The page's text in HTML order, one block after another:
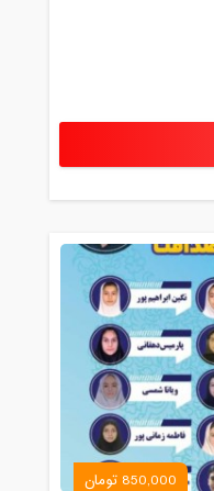
850,000 تومان